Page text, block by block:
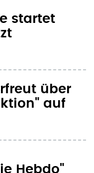
startet
über
auf
Hebdo"